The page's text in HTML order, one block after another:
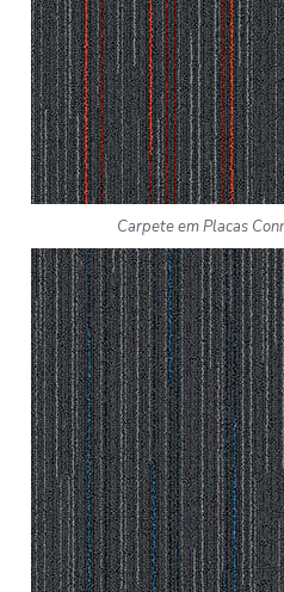
Carpete em Placas